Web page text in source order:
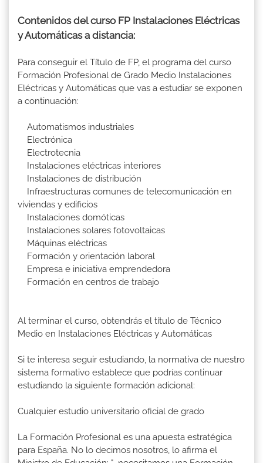
Contenidos del curso FP Instalaciones Eléctricas
y Automáticas a distancia:
Para conseguir el Título de FP, el programa del curso
Formación Profesional de Grado Medio Instalaciones
Eléctricas y Automáticas que vas a estudiar se exponen
a continuación:
Automatismos industriales
Electrónica
Electrotecnia
Instalaciones eléctricas interiores
Instalaciones de distribución
Infraestructuras comunes de telecomunicación en
viviendas y edificios
Instalaciones domóticas
Instalaciones solares fotovoltaicas
Máquinas eléctricas
Formación y orientación laboral
Empresa e iniciativa emprendedora
Formación en centros de trabajo
Al terminar el curso, obtendrás el título de Técnico
Medio en Instalaciones Eléctricas y Automáticas
Si te interesa seguir estudiando, la normativa de nuestro
sistema formativo establece que podrías continuar
estudiando la siguiente formación adicional:
Cualquier estudio universitario oficial de grado
La Formación Profesional es una apuesta estratégica
para España. No lo decimos nosotros, lo afirma el